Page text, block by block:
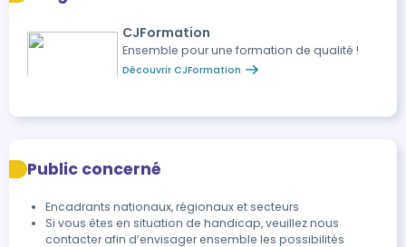
CJFormation
Ensemble pour une formation de qualité !
Découvrir CJFormation
Public concerné
Encadrants nationaux, régionaux et secteurs
Si vous êtes en situation de handicap, veuillez nous
contacter afin d’envisager ensemble les possibilités